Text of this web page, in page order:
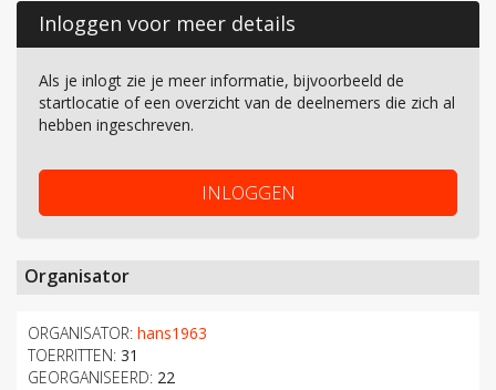
Inloggen voor meer details
Als je inlogt zie je meer informatie, bijvoorbeeld de
startlocatie of een overzicht van de deelnemers die zich al
hebben ingeschreven.
INLOGGEN
Organisator
ORGANISATOR: hans1963
TOERRITTEN: 31
GEORGANISEERD: 22